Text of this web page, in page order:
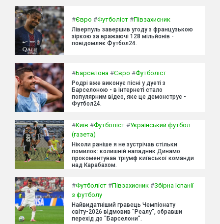
#Євро #Футболіст #Півзахисник
Ліверпуль завершив угоду з французькою
зіркою за вражаючі 128 мільйонів -
повідомляє Футбол24.
#Барселона #Євро #Футболіст
Родрі вже виконує пісні у дуеті з
Барселоною - в інтернеті стало
популярним відео, яке це демонструє -
Футбол24.
#Київ #Футболіст #Український футбол
(газета)
Ніколи раніше я не зустрічав стільки
помилок: колишній нападник Динамо
прокоментував тріумф київської команди
над Карабахом.
#Футболіст #Півзахисник #Збірна Іспанії
з футболу
Найвидатніший гравець Чемпіонату
світу-2026 відмовив "Реалу", обравши
перехід до "Барселони".